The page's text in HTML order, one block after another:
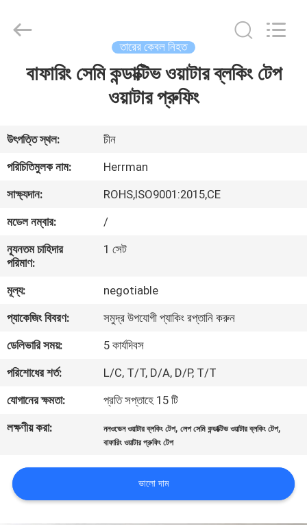
বাড়ি
আমাদের
সম্পর্কে
কারখানা
ভ্রমণ
মান
নিয়ন্ত্রণ
যোগাযোগ
করুন
খবর
উদ্ধৃতির
জন্য
Rights
তারের কেবল নিহত
বাফারিং সেমি কন্ডাক্টিভ ওয়াটার ব্লকিং টেপ
ওয়াটার প্রুফিং
উৎপত্তি স্থল:
চীন
পরিচিতিমুলক নাম:
Herrman
সাক্ষ্যদান:
ROHS,ISO9001:2015,CE
মডেল নম্বার:
/
ন্যূনতম চাহিদার
পরিমাণ:
1 সেট
মূল্য:
negotiable
প্যাকেজিং বিবরণ:
সমুদ্র উপযোগী প্যাকিং রপ্তানি করুন
ডেলিভারি সময়:
5 কার্যদিবস
পরিশোধের শর্ত:
L/C, T/T, D/A, D/P, T/T
যোগানের ক্ষমতা:
প্রতি সপ্তাহে 15 টি
লক্ষণীয় করা:
ননওভেন ওয়াটার ব্লকিং টেপ,লেপ সেমি কন্ডাক্টিভ ওয়াটার ব্লকিং টেপ,
বাফারিং ওয়াটার প্রুফিং টেপ
ভালো দাম